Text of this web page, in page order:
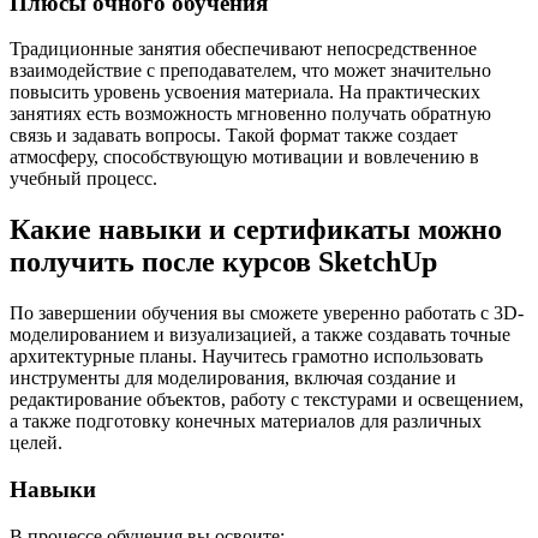
Традиционные занятия обеспечивают непосредственное
взаимодействие с преподавателем, что может значительно
повысить уровень усвоения материала. На практических
занятиях есть возможность мгновенно получать обратную
связь и задавать вопросы. Такой формат также создает
атмосферу, способствующую мотивации и вовлечению в
учебный процесс.
Какие навыки и сертификаты можно
получить после курсов SketchUp
По завершении обучения вы сможете уверенно работать с 3D-
моделированием и визуализацией, а также создавать точные
архитектурные планы. Научитесь грамотно использовать
инструменты для моделирования, включая создание и
редактирование объектов, работу с текстурами и освещением,
а также подготовку конечных материалов для различных
целей.
Навыки